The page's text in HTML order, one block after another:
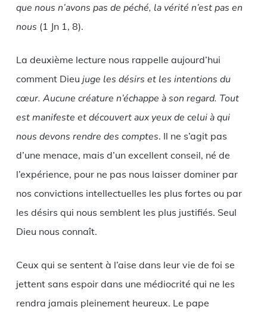
que nous n’avons pas de péché, la vérité n’est pas en
nous (1 Jn 1, 8).
La deuxième lecture nous rappelle aujourd’hui
comment Dieu juge les désirs et les intentions du
cœur. Aucune créature n’échappe à son regard. Tout
est manifeste et découvert aux yeux de celui à qui
nous devons rendre des comptes. Il ne s’agit pas
d’une menace, mais d’un excellent conseil, né de
l’expérience, pour ne pas nous laisser dominer par
nos convictions intellectuelles les plus fortes ou par
les désirs qui nous semblent les plus justifiés. Seul
Dieu nous connaît.
Ceux qui se sentent à l’aise dans leur vie de foi se
jettent sans espoir dans une médiocrité qui ne les
rendra jamais pleinement heureux. Le pape